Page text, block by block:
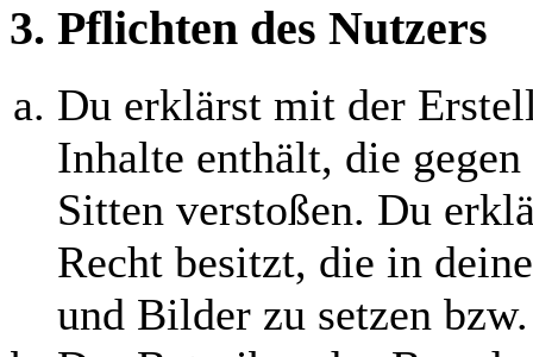
3. Pflichten des Nutzers
Du erklärst mit der
Inhalte enthält, die
Sitten verstoßen. Du
Recht besitzt, die in
und Bilder zu setzen